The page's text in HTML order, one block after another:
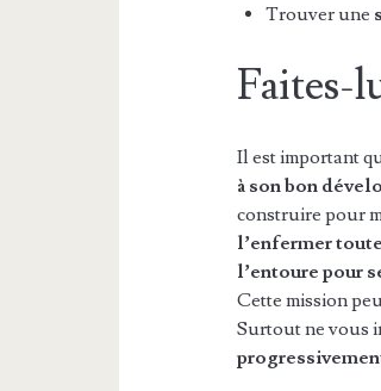
Trouver une
Faites-
Il est important
à son bon
construire pour
l’enfermer
l’entoure pour
Cette mission
Surtout ne vous